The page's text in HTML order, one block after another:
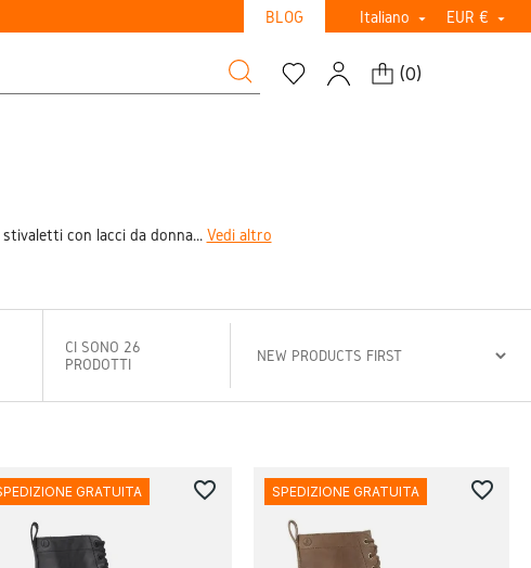
BLOG Italiano  EUR € 
(0)
con lacci da donna... Vedi altro
CI SONO 26
PRODOTTI
GRATUITA favorite_border SPEDIZIONE GRATUITA favorite_border